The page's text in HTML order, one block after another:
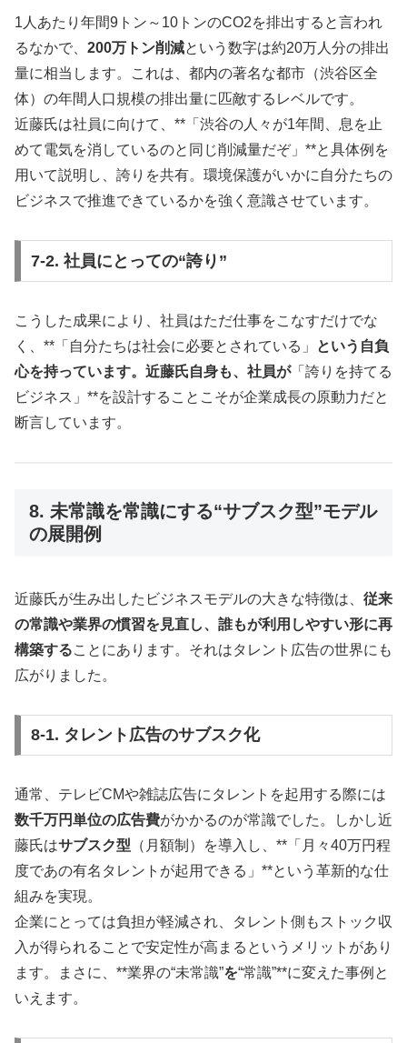
1人あたり年間9トン～10トンのCO2を排出すると言われ
るなかで、 200万トン削減という数字は約20万人分の排出
量に相当します。これは、都内の著名な都市（渋谷区全
体）の年間人口規模の排出量に匹敵するレベルです。
近藤氏は社員に向けて、**「渋谷の人々が1年間、息を止
めて電気を消しているのと同じ削減量だぞ」**と具体例を
用いて説明し、誇りを共有。環境保護がいかに自分たちの
ビジネスで推進できているかを強く意識させています。
7-2. 社員にとっての“誇り”
こうした成果により、社員はただ仕事をこなすだけでな
く、**「自分たちは社会に必要とされている」
という自負
心を持っています。近藤氏自身も、社員が「誇りを持てる
ビジネス」**を設計することこそが企業成長の原動力だと
断言しています。
8. 未常識を常識にする“サブスク型”モデル
の展開例
近藤氏が生み出したビジネスモデルの大きな特徴は、 従来
の常識や業界の慣習を見直し、誰もが利用しやすい形に再
構築することにあります。それはタレント広告の世界にも
広がりました。
8-1. タレント広告のサブスク化
通常、テレビCMや雑誌広告にタレントを起用する際には
数千万円単位の広告費がかかるのが常識でした。しかし近
藤氏はサブスク型 （月額制）を導入し、**「月々40万円程
度であの有名タレントが起用できる」**という革新的な仕
組みを実現。
企業にとっては負担が軽減され、タレント側もストック収
入が得られることで安定性が高まるというメリットがあり
ます。まさに、**業界の“未常識”を“常識”**に変えた事例と
いえます。